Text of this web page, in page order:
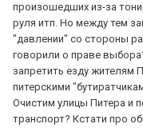
произошедших из-за
руля итп. Но между тем
"давлении" со стороны
говорили о праве
запретить езду жителям
питерскими
Очистим улицы Питера и
транспорт? Кстати про